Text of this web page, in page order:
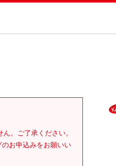
。ご了承ください。
お申込みをお願いい